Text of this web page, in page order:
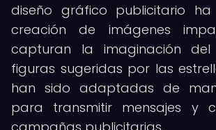
diseño gráfico publicitario
creación de imágenes
capturan la imaginación del
figuras sugeridas por las
han sido adaptadas de
para transmitir mensajes y